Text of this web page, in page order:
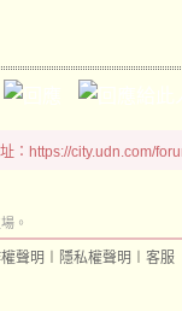
：https://city.udn.com/
。
聲明 隱私權聲明 客服